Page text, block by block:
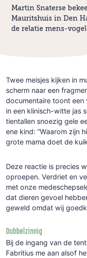
Martin Snaterse
Mauritshuis in Den
de relatie mens-
Twee meisjes kijken in
scherm naar een
documentaire toont een
in een klinisch-witte jas
tientallen snoezig gele
ene kind: “Waarom zijn
grote mama doet de
Deze reactie is precies
oproepen. Verdriet en
met onze
dat dieren gevoel
geweld omdat wij
Dubbelzinnig
Bij de ingang van de
Fabritius me aan alsof